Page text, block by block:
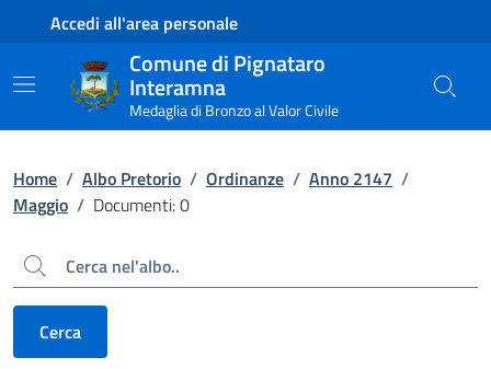
Contenuto principale
Piede di paginaAccedi all'area personale
Comune di Pignataro
Interamna
Medaglia di Bronzo al Valor Civile
Home / Albo Pretorio / Ordinanze / Anno 2147 /
Maggio / Documenti: 0
Cerca
Cerca